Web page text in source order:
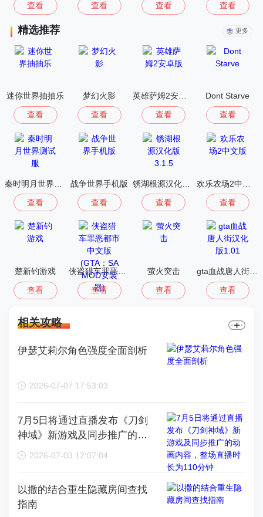
查看 查看 查看 查看
精选推荐 更多
迷你世界抽抽乐
查看
梦幻火影
查看
英雄萨姆2安卓版
查看
Dont Starve
查看
查看
战争世界手机版
查看 查看 查看
楚新钓游戏
查看 查看
萤火突击
查看 查看
相关攻略
伊瑟艾莉尔角色强度全面剖析
2026-07-07 17:53:03
7月5日将通过直播发布《刀剑
神域》新游戏及同步推广的动
画内容，整场直播时长为110分
2026-07-03 12:07:04
以撒的结合重生隐藏房间查找
指南